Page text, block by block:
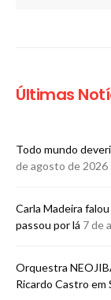
Últimas
Todo mundo
de agosto de 2026
Carla Madeira
passou por lá 7 de
Orquestra
Ricardo Castro em